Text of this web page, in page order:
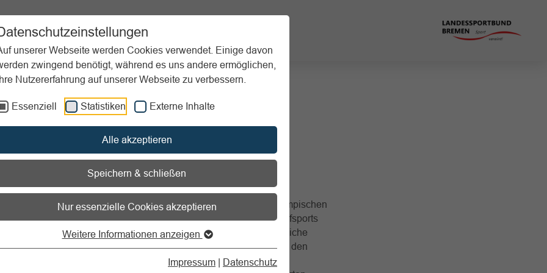
unserer Webseite werden Cookies verwendet. Einige davon
zwingend benötigt, während es uns andere ermöglichen,
Nutzererfahrung auf unserer Webseite zu verbessern.
Essenziell Statistiken Externe Inhalte
Alle akzeptieren
Speichern & schließen
Nur essenzielle Cookies akzeptieren
Weitere Informationen anzeigen
Impressum | Datenschutz
Sportpraxis Aktuelles
zum Readspeaker öffnen
Sportabzeichen
Sportabzeichen (DSA) ist eine Auszeichnung des Deutschen Olympischen
Es ist die höchste Auszeichnung außerhalb des Wettkampfsports
für überdurchschnittliche und vielseitige körperliche
verliehen. Die zu erbringenden Leistungen orientieren sich an den
Ausdauer, Kraft, Schnelligkeit und Koordination.